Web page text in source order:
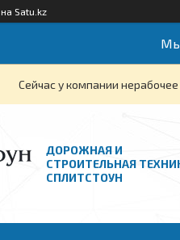
на Satu.kz
Мы
Сейчас у компании
ДОРОЖНАЯ И
СТРОИТЕЛЬНАЯ
СПЛИТСТОУН